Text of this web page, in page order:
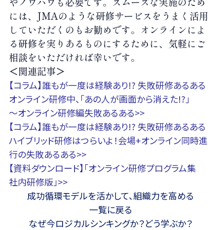
には、JMAのような研修サービスをうまく活用
していただくのもお勧めです。オンラインによ
る研修を実りあるものにするために、気軽にご
相談をいただければ幸いです。
＜関連記事＞
【コラム】誰もが一度は経験あり!? 失敗研修あるある
オンライン研修中、「あの人が画面から消えた!?」
～オンライン研修編失敗あるある>>
【コラム】誰もが一度は経験あり!? 失敗研修あるある
ハイブリッド研修はつらいよ！会場+オンライン同時進
行の失敗あるある>>
【資料ダウンロード】「オンライン研修プログラム集
社内研修版」>>
成功循環モデルを活かして、組織力を高める
一覧に戻る
なぜ今ロジカルシンキングか？どう学ぶか？